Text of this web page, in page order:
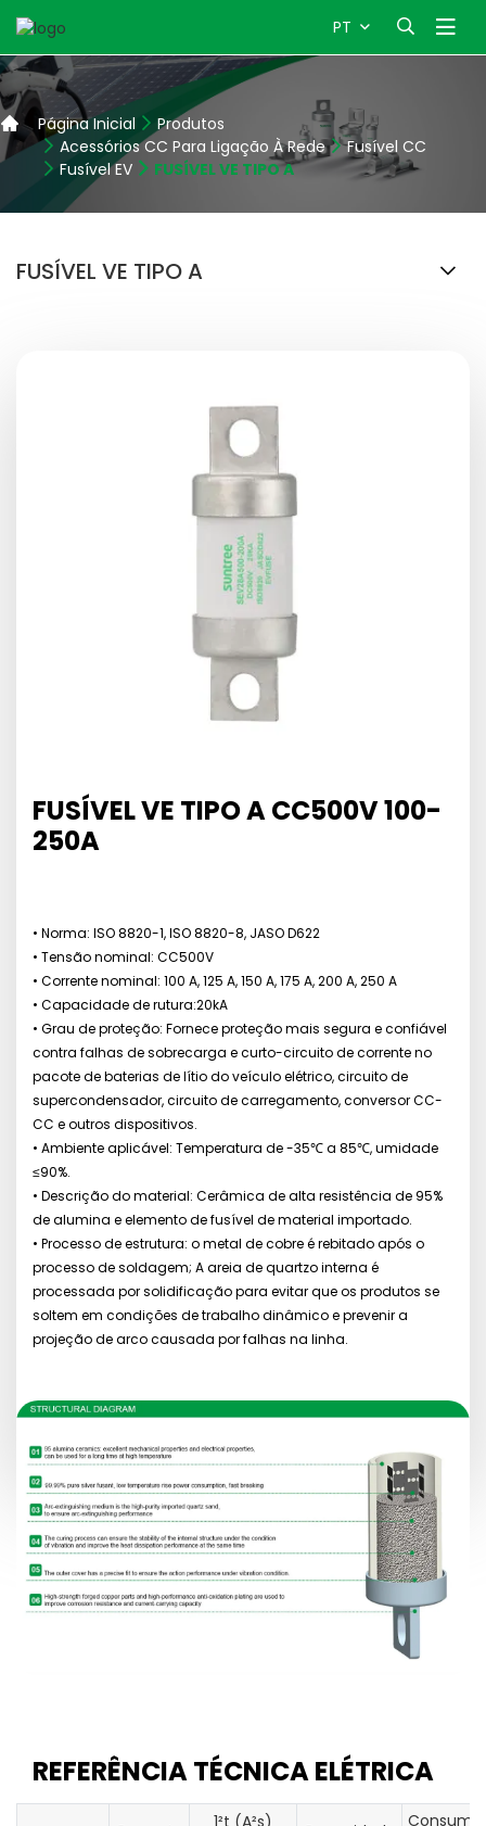
PT
Página Inicial
Produtos
Acessórios CC Para Ligação À Rede
Fusível CC
Fusível EV
FUSÍVEL VE TIPO A
FUSÍVEL VE TIPO A
FUSÍVEL VE TIPO A CC500V 100-
250A
• Norma: ISO 8820-1, ISO 8820-8, JASO D622
• Tensão nominal: CC500V
• Corrente nominal: 100 A, 125 A, 150 A, 175 A, 200 A, 250 A
• Capacidade de rutura:20kA
• Grau de proteção: Fornece proteção mais segura e confiável
contra falhas de sobrecarga e curto-circuito de corrente no
pacote de baterias de lítio do veículo elétrico, circuito de
supercondensador, circuito de carregamento, conversor CC-
CC e outros dispositivos.
• Ambiente aplicável: Temperatura de -35℃ a 85℃, umidade
≤90%.
• Descrição do material: Cerâmica de alta resistência de 95%
de alumina e elemento de fusível de material importado.
• Processo de estrutura: o metal de cobre é rebitado após o
processo de soldagem; A areia de quartzo interna é
processada por solidificação para evitar que os produtos se
soltem em condições de trabalho dinâmico e prevenir a
projeção de arco causada por falhas na linha.
REFERÊNCIA TÉCNICA ELÉTRICA
Consumo